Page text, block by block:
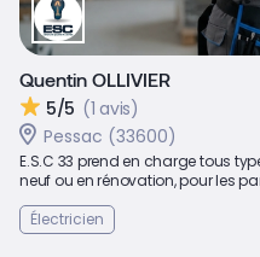
Quentin OLLIVIER
5/5 (1 avis)
Pessac (33600)
E.S.C 33 prend en charge tous
neuf ou en rénovation, pour les
Électricien